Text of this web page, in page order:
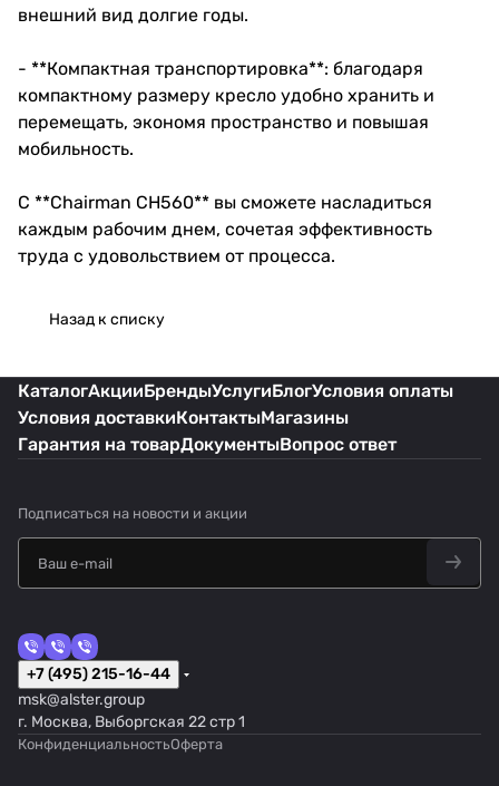
внешний вид долгие годы.
- **Компактная транспортировка**: благодаря
компактному размеру кресло удобно хранить и
перемещать, экономя пространство и повышая
мобильность.
С **Chairman CH560** вы сможете насладиться
каждым рабочим днем, сочетая эффективность
труда с удовольствием от процесса.
Назад к списку
КаталогАкцииБрендыУслугиБлогУсловия оплаты
Условия доставкиКонтактыМагазины
Гарантия на товарДокументыВопрос ответ
Подписаться на новости и акции
+7 (495) 215-16-44
msk@alster.group
г. Москва, Выборгская 22 стр 1
КонфиденциальностьОферта